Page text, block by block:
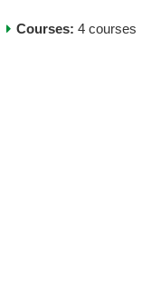
Courses: 4 courses